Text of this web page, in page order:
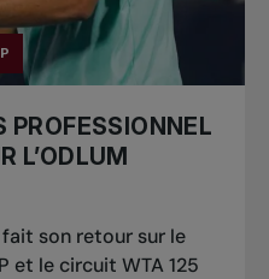
PROFESSIONNEL
L’ODLUM
fait son retour sur le
et le circuit WTA 125